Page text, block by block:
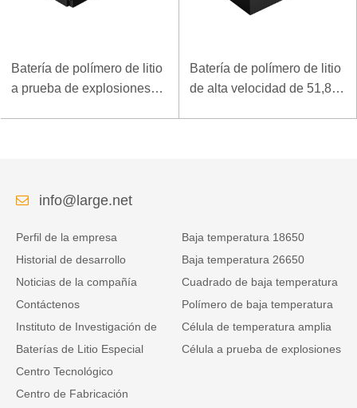
Batería de polímero de litio
a prueba de explosiones
Batería de polímero de litio
de alta velocidad de 51,8 V
info@large.net
Perfil de la empresa
Historial de desarrollo
Noticias de la compañía
Contáctenos
Instituto de Investigación de
Baterías de Litio Especial
Centro Tecnológico
Centro de Fabricación
Baja temperatura 18650
Baja temperatura 26650
Cuadrado de baja temperatura
Polímero de baja temperatura
Célula de temperatura amplia
Célula a prueba de explosiones